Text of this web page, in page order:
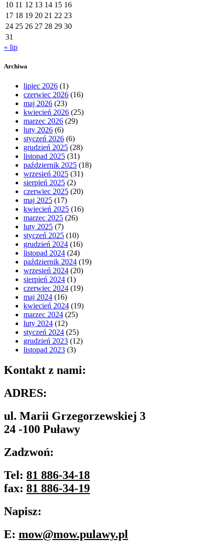
10 11 12 13 14 15 16
17 18 19 20 21 22 23
24 25 26 27 28 29 30
31
« lip
Archiwa
lipiec 2026 (1)
czerwiec 2026 (16)
maj 2026 (23)
kwiecień 2026 (25)
marzec 2026 (29)
luty 2026 (6)
styczeń 2026 (6)
grudzień 2025 (28)
listopad 2025 (31)
październik 2025 (18)
wrzesień 2025 (31)
sierpień 2025 (2)
czerwiec 2025 (20)
maj 2025 (17)
kwiecień 2025 (16)
marzec 2025 (26)
luty 2025 (7)
styczeń 2025 (10)
grudzień 2024 (16)
listopad 2024 (24)
październik 2024 (19)
wrzesień 2024 (20)
sierpień 2024 (1)
czerwiec 2024 (19)
maj 2024 (16)
kwiecień 2024 (19)
marzec 2024 (25)
luty 2024 (12)
styczeń 2024 (25)
grudzień 2023 (12)
listopad 2023 (3)
Kontakt z nami:
ADRES:
ul. Marii Grzegorzewskiej 3
24 -100 Puławy
Zadzwoń:
Tel: 81 886-34-18
fax: 81 886-34-19
Napisz:
E: mow@mow.pulawy.pl